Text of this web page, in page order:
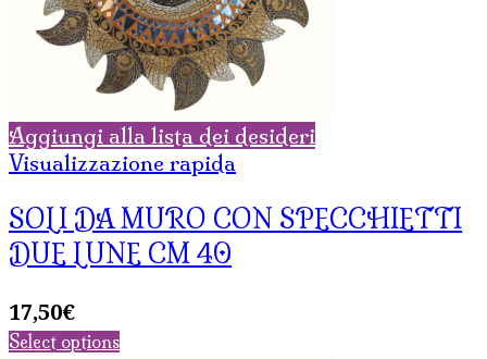
Aggiungi alla lista dei desideri
Visualizzazione rapida
SOLI DA MURO CON SPECCHIETTI
DUE LUNE CM 40
17,50€
Select options